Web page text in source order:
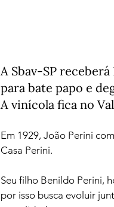
A Sbav-SP
para bate papo e
A vinícola fica no
Em 1929, João Perini
Casa Perini.
Seu filho Benildo Perini,
por isso busca evoluir